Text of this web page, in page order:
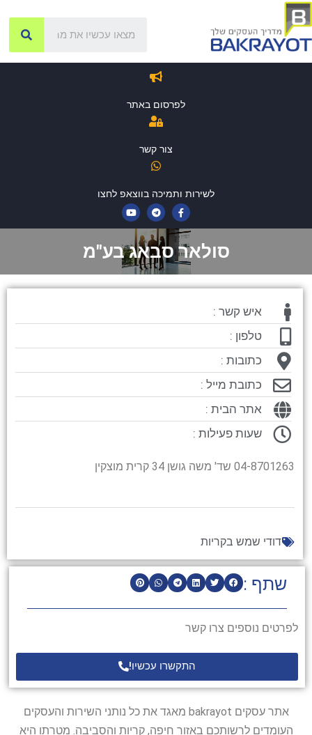
לפרסום באתר
צור קשר
לשירות ותמיכה בווצאפ לחצו
סולאר סבאג בע"מ
שתף :
לפרטים נוספים צרו קשר
התקשרו עכשיו!
איש קשר :
טלפון :
כתובות :
כתובת מייל :
אתר הבית :
שעות פעילות :
04-8701263 שד' משה גושן 34 קרית מוצקין
דודי שמש בקריות
אתר עסקים bakrayot מאגד את כל נותני השירות והעסקים
העומדים לרשותכם באזור חיפה, קריות והסביבה. מטרתו היא